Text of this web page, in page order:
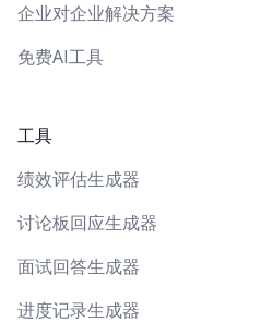
企业对企业解决方案
免费AI工具
工具
绩效评估生成器
讨论板回应生成器
面试回答生成器
进度记录生成器